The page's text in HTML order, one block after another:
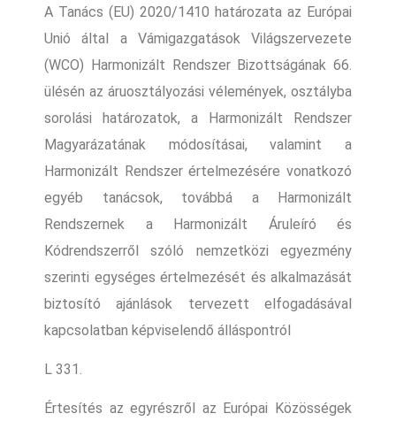
A Tanács (EU) 2020/1410 határozata az Európai
Unió által a Vámigazgatások Világszervezete
(WCO) Harmonizált Rendszer Bizottságának 66.
ülésén az áruosztályozási vélemények, osztályba
sorolási határozatok, a Harmonizált Rendszer
Magyarázatának módosításai, valamint a
Harmonizált Rendszer értelmezésére vonatkozó
egyéb tanácsok, továbbá a Harmonizált
Rendszernek a Harmonizált Áruleíró és
Kódrendszerről szóló nemzetközi egyezmény
szerinti egységes értelmezését és alkalmazását
biztosító ajánlások tervezett elfogadásával
kapcsolatban képviselendő álláspontról
L 331.
Értesítés az egyrészről az Európai Közösségek